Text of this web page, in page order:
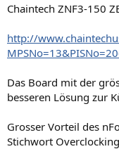
Chaintech ZNF3-150
http://
Das Board mit der
besseren Lösung zur
Grosser Vorteil des
Stichwort